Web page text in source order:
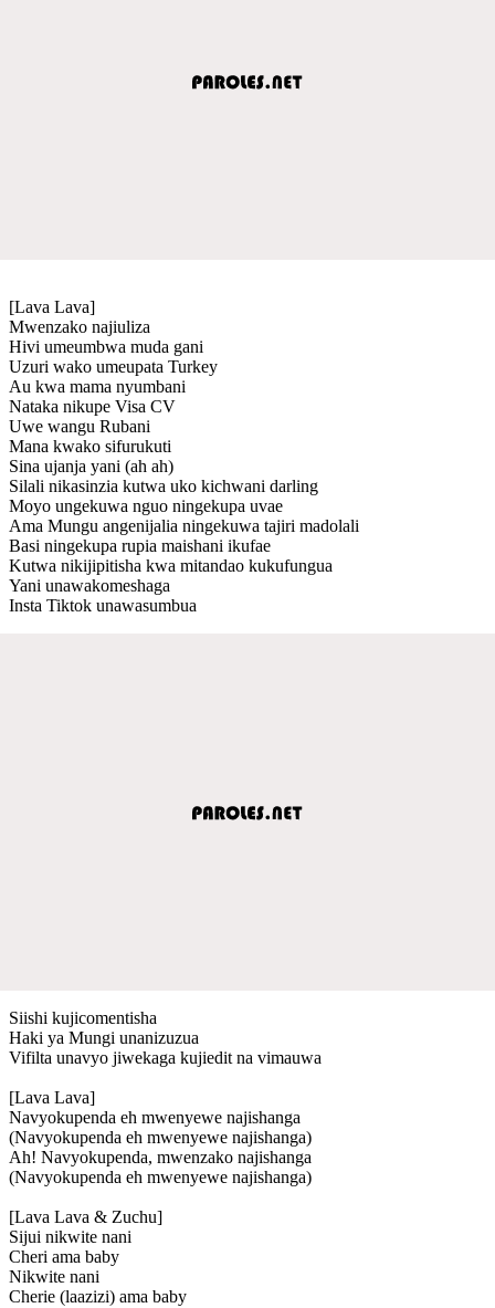
[Lava Lava]
Mwenzako najiuliza
Hivi umeumbwa muda gani
Uzuri wako umeupata Turkey
Au kwa mama nyumbani
Nataka nikupe Visa CV
Uwe wangu Rubani
Mana kwako sifurukuti
Sina ujanja yani (ah ah)
Silali nikasinzia kutwa uko kichwani darling
Moyo ungekuwa nguo ningekupa uvae
Ama Mungu angenijalia ningekuwa tajiri madolali
Basi ningekupa rupia maishani ikufae
Kutwa nikijipitisha kwa mitandao kukufungua
Yani unawakomeshaga
Insta Tiktok unawasumbua
Siishi kujicomentisha
Haki ya Mungi unanizuzua
Vifilta unavyo jiwekaga kujiedit na vimauwa
[Lava Lava]
Navyokupenda eh mwenyewe najishanga
(Navyokupenda eh mwenyewe najishanga)
Ah! Navyokupenda, mwenzako najishanga
(Navyokupenda eh mwenyewe najishanga)
[Lava Lava & Zuchu]
Sijui nikwite nani
Cheri ama baby
Nikwite nani
Cherie (laazizi) ama baby